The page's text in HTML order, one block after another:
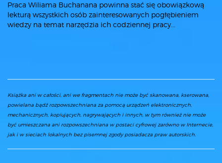
Praca Wiliama Buchanana powinna stać się obowiązkową
lekturą wszystkich osób zainteresowanych pogłębieniem
wiedzy na temat narzędzia ich codziennej pracy...
Książka ani w całości, ani we fragmentach nie może być skanowana, kserowana,
powielana bądź rozpowszechniana za pomocą urządzeń elektronicznych,
mechanicznych, kopiujących, nagrywających i innych, w tym również nie może
być umieszczana ani rozpowszechniana w postaci cyfrowej zarówno w Internecie,
jak i w sieciach lokalnych bez pisemnej zgody posiadacza praw autorskich.